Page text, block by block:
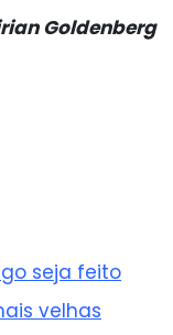
Goldenberg
seja feito
velhas